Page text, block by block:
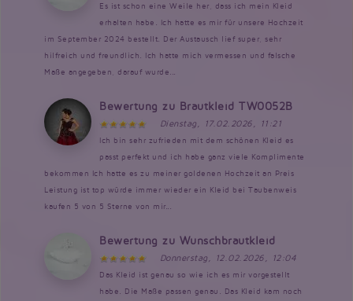
Es ist schon eine Weile her, dass ich mein Kleid
erhalten habe. Ich hatte es mir für unsere Hochzeit
im September 2024 bestellt. Der Austausch lief super, sehr
hilfreich und freundlich. Ich hatte mich vermessen und falsche
Maße angegeben, darauf wurde...
Bewertung zu Brautkleid TW0052B
Dienstag, 17.02.2026, 11:21
Ich bin sehr zufrieden mit dem schönen Kleid es
passt perfekt und ich habe ganz viele Komplimente
bekommen Ich hatte es zu meiner goldenen Hochzeit an Preis
Leistung ist top würde immer wieder ein Kleid bei Taubenweis
kaufen 5 von 5 Sterne von mir...
Bewertung zu Wunschbrautkleid
Donnerstag, 12.02.2026, 12:04
Das Kleid ist genau so wie ich es mir vorgestellt
habe. Die Maße passen genau. Das Kleid kam noch